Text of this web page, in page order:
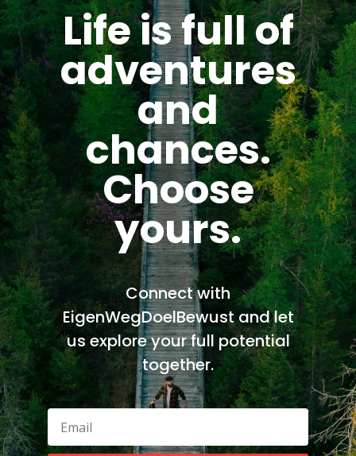
SHARE TWEET +1
SHARE
PIN
PREVIOUS POST NEXT POST
YOU MIGHT ALSO LIKE
GAINING HEALTH !
Life is full of
adventures
and
chances.
Choose
yours.
Connect with
EigenWegDoelBewust and let
us explore your full potential
together.